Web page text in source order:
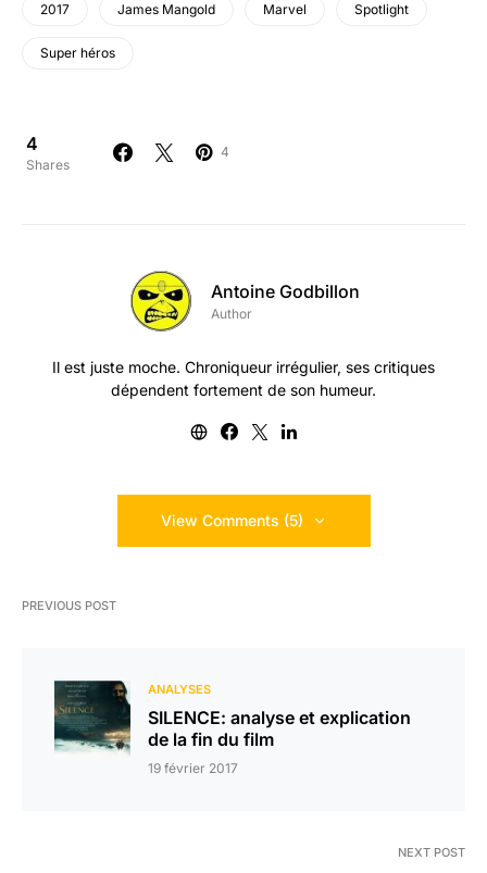
2017 James Mangold Marvel Spotlight
Super héros
4
Shares
4
Antoine Godbillon
Author
Il est juste moche. Chroniqueur irrégulier, ses critiques
dépendent fortement de son humeur.
View Comments (5)
PREVIOUS POST
ANALYSES
SILENCE: analyse et explication
de la fin du film
19 février 2017
NEXT POST